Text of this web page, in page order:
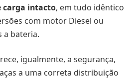
carga intacto, em tudo idêntico
com motor Diesel ou
a bateria.
igualmente, a segurança,
a uma correta distribuição